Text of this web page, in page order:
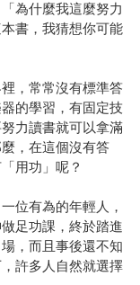
為什麼我這麼努力
書，我猜想你可能
，常常沒有標準答
的學習，有固定技
力讀書就可以拿滿
，在這個沒有答
用功」呢？
位有為的年輕人，
足功課，終於踏進
，而且事後還不知
許多人自然就選擇